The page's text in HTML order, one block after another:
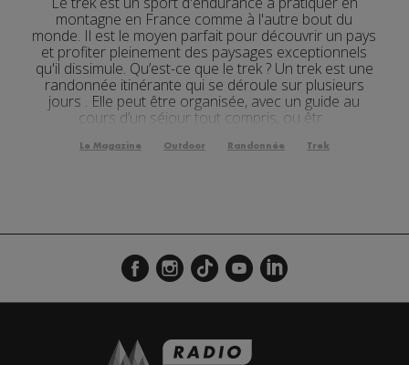
montagne en France comme à l'autre bout du
monde. Il est le moyen parfait pour découvrir un pays
et profiter pleinement des paysages exceptionnels
qu'il dissimule. Qu’est-ce que le trek ? Un trek est une
randonnée itinérante qui se déroule sur plusieurs
jours . Elle peut être organisée, avec un guide au
cours d’un séjour tout compris, ou êtr...
Le Magazine Outdoor Randonnée Trek